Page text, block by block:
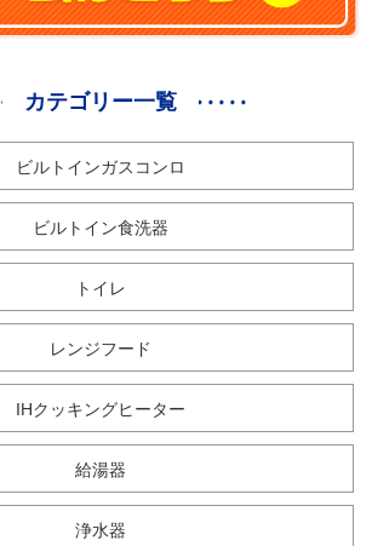
カテゴリー一覧
ビルトインガスコンロ
ビルトイン食洗器
トイレ
レンジフード
IHクッキングヒーター
給湯器
浄水器